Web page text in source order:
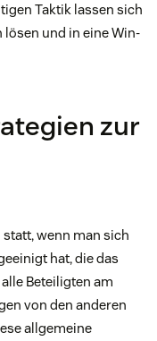
Taktik lassen sich
und in eine Win-
zur
wenn man sich
hat, die das
Beteiligten am
von den anderen
allgemeine